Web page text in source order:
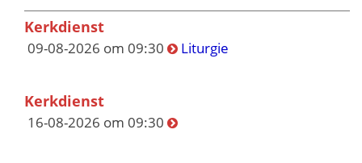
Kerkdienst
09-08-2026 om 09:30 Liturgie
Kerkdienst
16-08-2026 om 09:30